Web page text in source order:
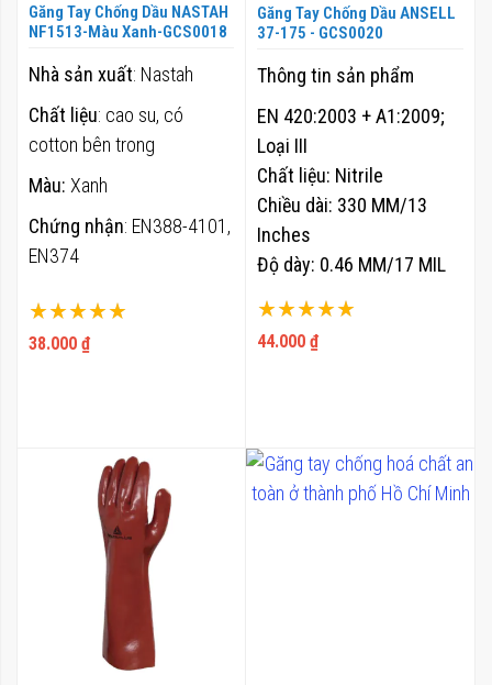
Găng Tay Chống Dầu NASTAH
NF1513-Màu Xanh-GCS0018
Xếp hạng:
100%
38.000 ₫
Nhà sản xuất: Nastah
Chất liệu: cao su, có
cotton bên trong
Màu: Xanh
Chứng nhận: EN388-4101,
EN374
Găng Tay Chống Dầu ANSELL
37-175 - GCS0020
Xếp hạng:
100%
44.000 ₫
Thông tin sản phẩm
EN 420:2003 + A1:2009;
Loại III
Chất liệu: Nitrile
Chiều dài: 330 MM/13
Inches
Độ dày: 0.46 MM/17 MIL